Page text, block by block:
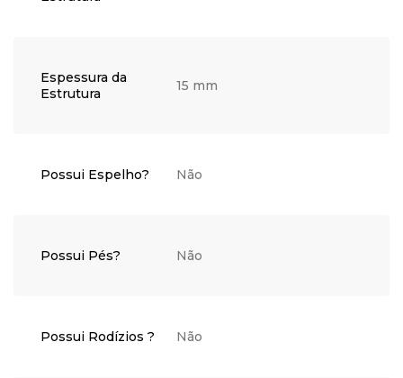
Espessura da
Estrutura
15 mm
Possui Espelho? Não
Possui Pés? Não
Possui Rodízios ? Não